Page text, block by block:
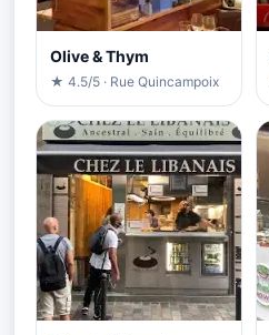
Olive & Thym
★ 4.5/5 · Rue Quincampoix